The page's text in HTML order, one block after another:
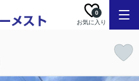
お気に入り
0